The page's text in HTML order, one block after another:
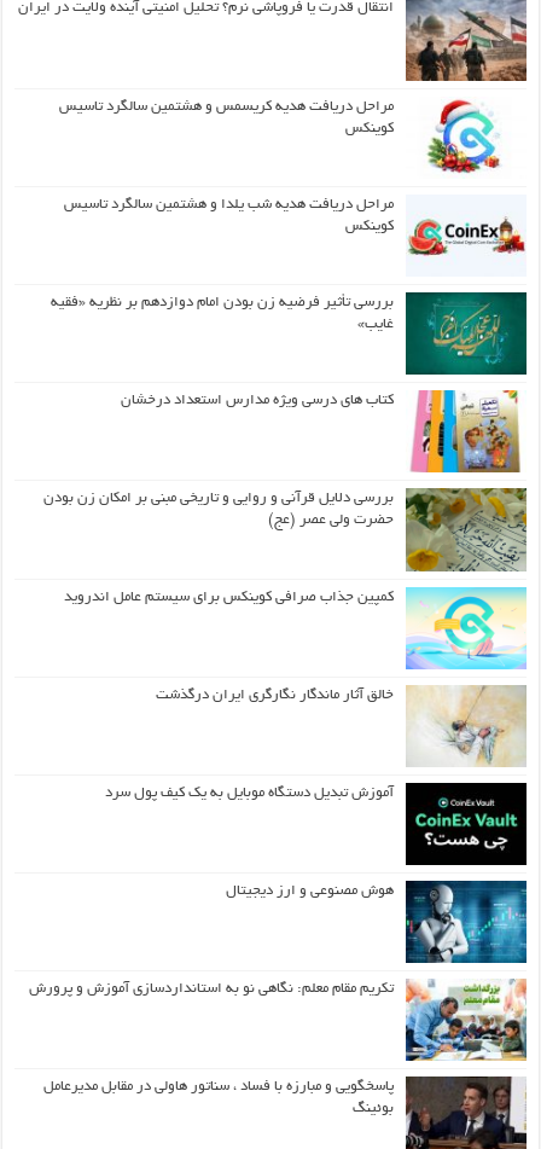
انتقال قدرت یا فروپاشی نرم؟ تحلیل امنیتی آینده ولایت در ایران
مراحل دریافت هدیه کریسمس و هشتمین سالگرد تاسیس
کوینکس
مراحل دریافت هدیه شب یلدا و هشتمین سالگرد تاسیس
کوینکس
بررسی تأثیر فرضیه زن بودن امام دوازدهم بر نظریه «فقیه
غایب»
کتاب های درسی ویژه مدارس استعداد درخشان
بررسی دلایل قرآنی و روایی و تاریخی مبنی بر امکان زن بودن
حضرت ولی عصر (عج)
کمپین جذاب صرافی کوینکس برای سیستم عامل اندروید
خالق آثار ماندگار نگارگری ایران درگذشت
آموزش تبدیل دستگاه موبایل به یک کیف‌ پول سرد
هوش مصنوعی و ارز دیجیتال
تکریم مقام معلم: نگاهی نو به استانداردسازی آموزش و پرورش
پاسخگویی و مبارزه با فساد ، سناتور هاولی در مقابل مدیرعامل
بوئینگ